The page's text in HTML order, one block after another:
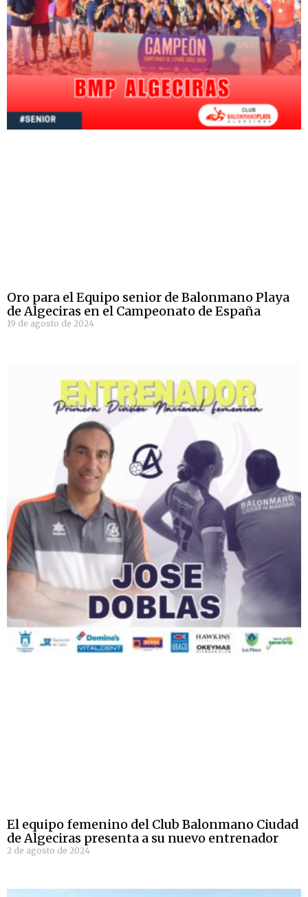
Oro para el Equipo senior de Balonmano Playa
de Algeciras en el Campeonato de España
19 de agosto de 2024
El equipo femenino del Club Balonmano Ciudad
de Algeciras presenta a su nuevo entrenador
2 de agosto de 2024